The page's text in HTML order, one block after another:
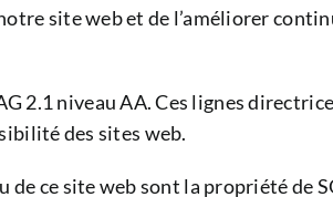
site web et de l’améliorer
2.1 niveau AA. Ces lignes
des sites web.
ce site web sont la propriété de